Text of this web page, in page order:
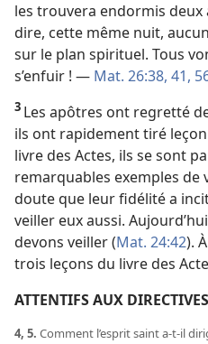
les trouvera endormis
dire, cette même nuit,
sur le plan spirituel. Tous
s’enfuir ! — Mat. 26:38, 41,
3 Les apôtres ont regretté
ils ont rapidement tiré
livre des Actes, ils se sont
remarquables exemples de
doute que leur fidélité a
veiller eux aussi.
devons veiller (Mat. 24:42).
trois leçons du livre des
ATTENTIFS AUX
4, 5. Comment l’esprit saint a-​t-​il